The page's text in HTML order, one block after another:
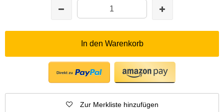
In den Warenkorb
Zur Merkliste hinzufügen